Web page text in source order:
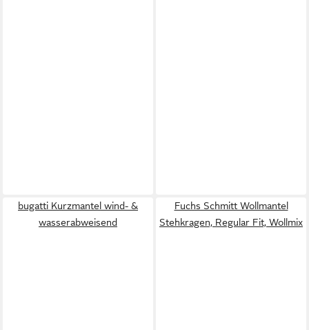
bugatti Kurzmantel wind- &
wasserabweisend
Fuchs Schmitt Wollmantel
Stehkragen, Regular Fit, Wollmix